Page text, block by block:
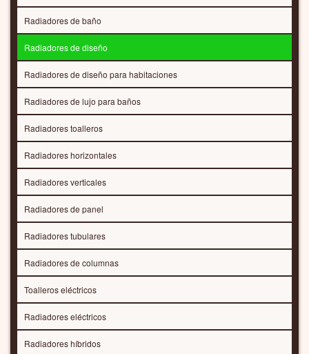
Radiadores de baño
Radiadores de diseño
Radiadores de diseño para habitaciones
Radiadores de lujo para baños
Radiadores toalleros
Radiadores horizontales
Radiadores verticales
Radiadores de panel
Radiadores tubulares
Radiadores de columnas
Toalleros eléctricos
Radiadores eléctricos
Radiadores híbridos